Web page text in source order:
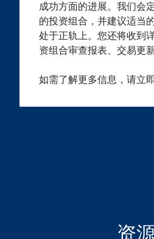
成功方面的进展。我们会
的投资组合，并建议适当
处于正轨上。您还将收到
资组合审查报表、交易更
如需了解更多信息，请立